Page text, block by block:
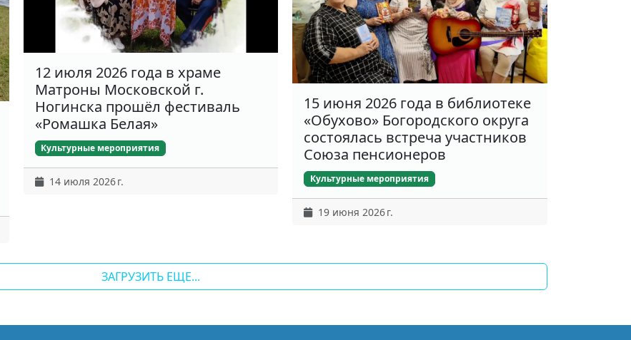
12 июля 2026 года в храме
Матроны Московской г.
Ногинска прошёл фестиваль
«Ромашка Белая»
Культурные мероприятия
14 июля 2026 г.
15 июня 2026 года в библиотеке
«Обухово» Богородского округа
состоялась встреча участников
Союза пенсионеров
Культурные мероприятия
19 июня 2026 г.
ЗАГРУЗИТЬ ЕЩЕ...